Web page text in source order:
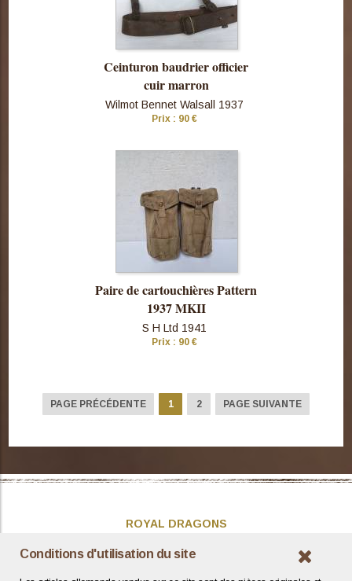
Conditions d'utilisation du site
cette pièce
Ceinturon baudrier officier
cuir marron
Wilmot Bennet Walsall 1937
Prix : 90 €
Paire de cartouchières Pattern
1937 MKII
S H Ltd 1941
Prix : 90 €
PAGE PRÉCÉDENTE 1 2 PAGE SUIVANTE
ROYAL DRAGONS
Présentation